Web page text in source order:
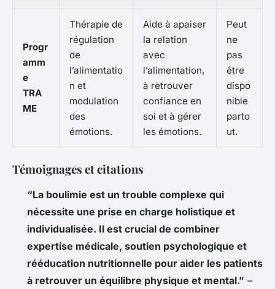
Progr
amm
e
TRA
ME
Thérapie de
régulation
de
l’alimentatio
n et
modulation
des
émotions.
Aide à apaiser
la relation
avec
l’alimentation,
à retrouver
confiance en
soi et à gérer
les émotions.
Peut
ne
pas
être
dispo
nible
parto
ut.
Témoignages et citations
“La boulimie est un trouble complexe qui
nécessite une prise en charge holistique et
individualisée. Il est crucial de combiner
expertise médicale, soutien psychologique et
rééducation nutritionnelle pour aider les patients
à retrouver un équilibre physique et mental.” –